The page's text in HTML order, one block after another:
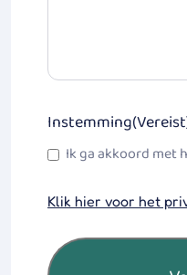
Instemming
Ik ga akkoord met
Klik hier voor het